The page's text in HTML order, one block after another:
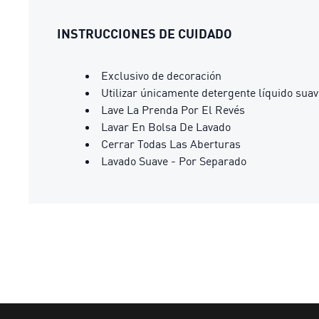
INSTRUCCIONES DE CUIDADO
Exclusivo de decoración
Utilizar únicamente detergente líquido
Lave La Prenda Por El Revés
Lavar En Bolsa De Lavado
Cerrar Todas Las Aberturas
Lavado Suave - Por Separado